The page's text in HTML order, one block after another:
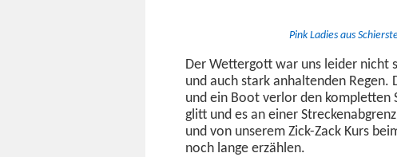
Pink Ladies aus
Der Wet­ter­gott war uns lei­der nicht
und auch stark anhal­tenden Regen.
und ein Boot ver­lor den
glitt und es an ein­er
und von unserem Zick-Zack Kurs
noch lange erzählen.